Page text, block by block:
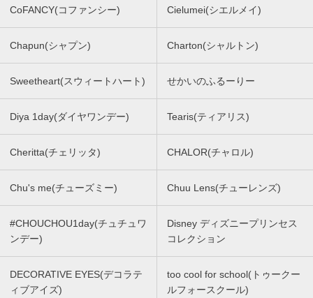
CoFANCY(コファンシー) Cielumei(シエルメイ)
Chapun(シャプン) Charton(シャルトン)
Sweetheart(スウィートハート) せかいのふるーりー
Diya 1day(ダイヤワンデー) Tearis(ティアリス)
Cheritta(チェリッタ) CHALOR(チャロル)
Chu's me(チューズミー) Chuu Lens(チューレンズ)
#CHOUCHOU1day(チュチュワ
ンデー)
Disney ディズニープリンセス
コレクション
DECORATIVE EYES(デコラテ
ィブアイズ)
too cool for school(トゥークー
ルフォースクール)